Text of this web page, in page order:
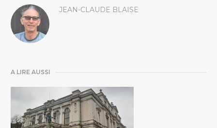
JEAN-CLAUDE BLAISE
A LIRE AUSSI